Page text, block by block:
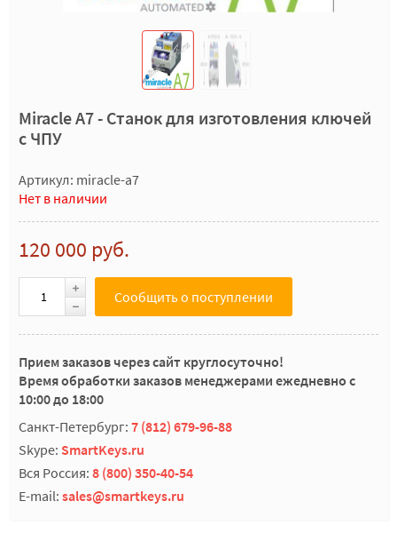
Miracle A7 - Станок для изготовления ключей
с ЧПУ
Артикул: miracle-a7
Нет в наличии
120 000 руб.
Сообщить о поступлении
Прием заказов через сайт круглосуточно!
Время обработки заказов менеджерами ежедневно с
10:00 до 18:00
Санкт-Петербург: 7 (812) 679-96-88
Skype: SmartKeys.ru
Вся Россия: 8 (800) 350-40-54
E-mail: sales@smartkeys.ru